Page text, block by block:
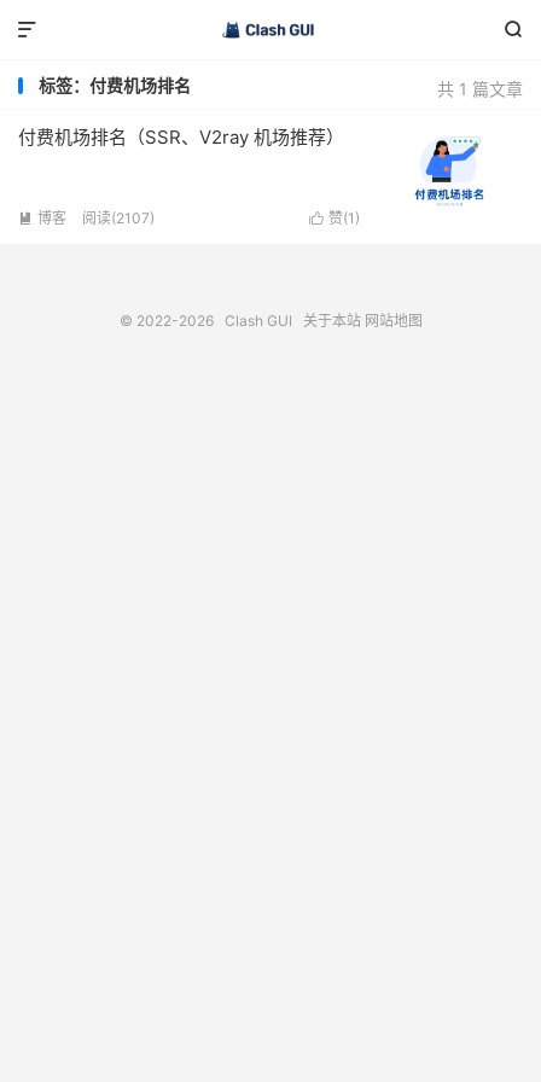


共 1 篇文章
标签：付费机场排名
付费机场排名（SSR、V2ray 机场推荐）
 赞(1 )
 博客 阅读(2107)
© 2022-2026 Clash GUI 关于本站 网站地图